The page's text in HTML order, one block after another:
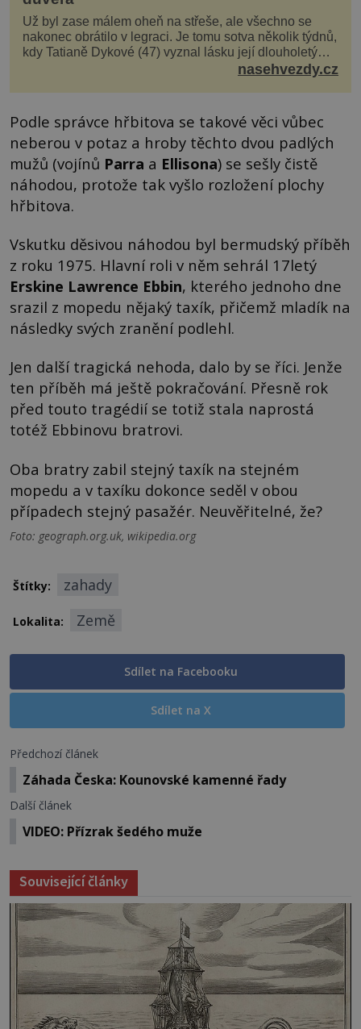
Už byl zase málem oheň na střeše, ale všechno se
nakonec obrátilo v legraci. Je tomu sotva několik týdnů,
kdy Tatianě Dykové (47) vyznal lásku její dlouholetý
kolega a kamarád. Lidé si hned mysleli, ž...nasehvezdy.cz
Podle správce hřbitova se takové věci vůbec
neberou v potaz a hroby těchto dvou padlých
mužů (vojínů Parra a Ellisona) se sešly čistě
náhodou, protože tak vyšlo rozložení plochy
hřbitova.
Vskutku děsivou náhodou byl bermudský příběh
z roku 1975. Hlavní roli v něm sehrál 17letý
Erskine Lawrence Ebbin, kterého jednoho dne
srazil z mopedu nějaký taxík, přičemž mladík na
následky svých zranění podlehl.
Jen další tragická nehoda, dalo by se říci. Jenže
ten příběh má ještě pokračování. Přesně rok
před touto tragédií se totiž stala naprostá
totéž Ebbinovu bratrovi.
Oba bratry zabil stejný taxík na stejném
mopedu a v taxíku dokonce seděl v obou
případech stejný pasažér. Neuvěřitelné, že?
Foto: geograph.org.uk, wikipedia.org
Štítky: zahady
Lokalita: Země
Sdílet na Facebooku
Sdílet na X
Předchozí článek
Záhada Česka: Kounovské kamenné řady
Další článek
VIDEO: Přízrak šedého muže
Související články